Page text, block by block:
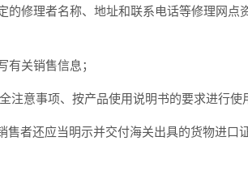
的修理者名称、地址和联系电话等修理网
关销售信息；
注意事项、按产品使用说明书的要求进行使
售者还应当明示并交付海关出具的货物进